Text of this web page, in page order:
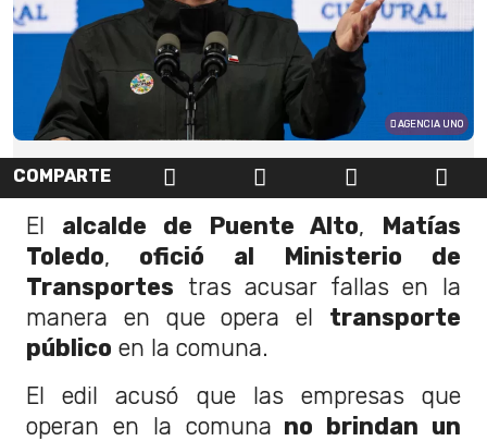
AGENCIA UNO
COMPARTE
El alcalde de Puente Alto, Matías
Toledo, ofició al Ministerio de
Transportes tras acusar fallas en la
manera en que opera el transporte
público en la comuna.
El edil acusó que las empresas que
operan en la comuna no brindan un